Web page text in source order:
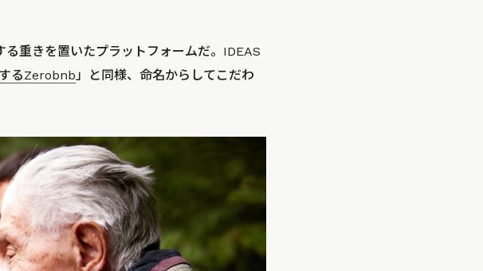
重きを置いたプラットフォームだ。IDEAS
るZerobnb」と同様、命名からしてこだわ